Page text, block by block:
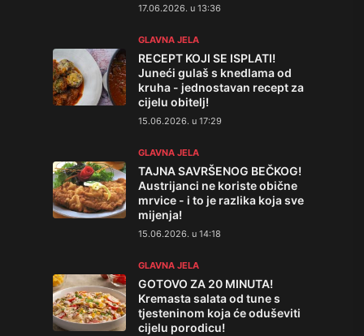
17.06.2026. u 13:36
GLAVNA JELA
RECEPT KOJI SE ISPLATI!
Juneći gulaš s knedlama od
kruha - jednostavan recept za
cijelu obitelj!
15.06.2026. u 17:29
GLAVNA JELA
TAJNA SAVRŠENOG BEČKOG!
Austrijanci ne koriste obične
mrvice - i to je razlika koja sve
mijenja!
15.06.2026. u 14:18
GLAVNA JELA
GOTOVO ZA 20 MINUTA!
Kremasta salata od tune s
tjesteninom koja će oduševiti
cijelu porodicu!